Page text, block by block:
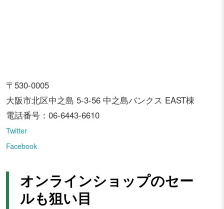
〒530-0005
大阪市北区中之島 5-3-56 中之島バンクス EAST棟
電話番号：06-6443-6610
Twitter
Facebook
オンラインショップのセー
ルも狙い目